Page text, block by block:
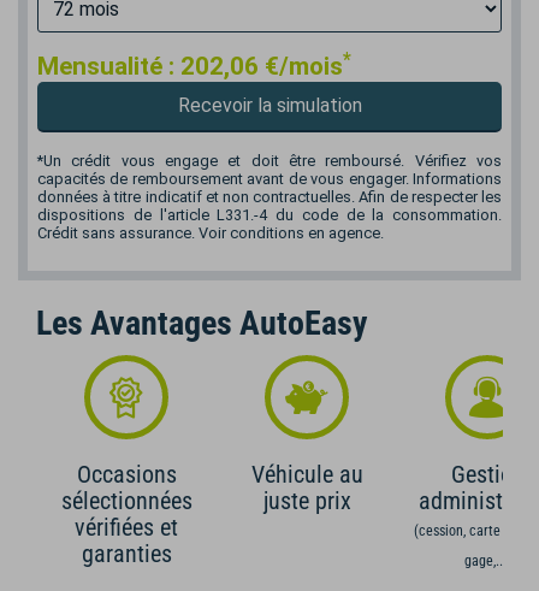
Mensualité : 202,06 €/mois*
Recevoir la simulation
*Un crédit vous engage et doit être remboursé. Vérifiez vos
capacités de remboursement avant de vous engager. Informations
données à titre indicatif et non contractuelles. Afin de respecter les
dispositions de l'article L331.-4 du code de la consommation.
Crédit sans assurance. Voir conditions en agence.
Les Avantages AutoEasy
Occasions
sélectionnées
vérifiées et
garanties
Véhicule au
juste prix
Gestion
(cession, carte grise,
gage,...)